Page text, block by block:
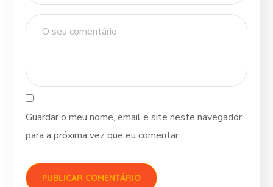
Guardar o meu nome, email e site neste navegador
para a próxima vez que eu comentar.